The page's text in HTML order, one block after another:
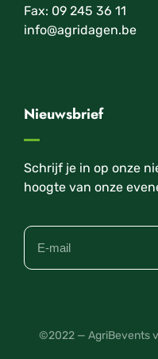
Fax: 09 245 36 11
info@agridagen.be
Nieuwsbrief
Schrijf je in op onze
hoogte van onze
©2022 — AgriBevents